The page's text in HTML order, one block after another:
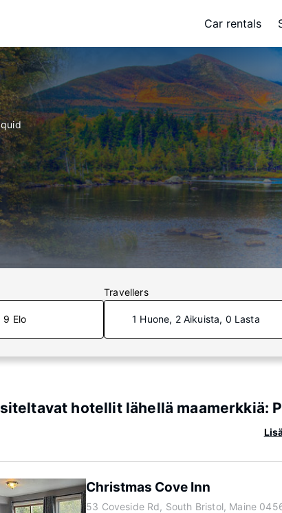
Car rentals
9 Elo
Travellers
1 Huone, 2 Aikuista, 0 Lasta
hotellit lähellä maamerkkiä:
Christmas Cove Inn
53 Coveside Rd, South Bristol, Maine